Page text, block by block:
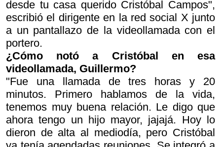
desde tu casa querido Cristóbal Campos",
escribió el dirigente en la red social X junto
a un pantallazo de la videollamada con el
portero.
¿Cómo notó a Cristóbal en esa
videollamada, Guillermo?
"Fue una llamada de tres horas y 20
minutos. Primero hablamos de la vida,
tenemos muy buena relación. Le digo que
ahora tengo un hijo mayor, jajajá. Hoy lo
dieron de alta al mediodía, pero Cristóbal